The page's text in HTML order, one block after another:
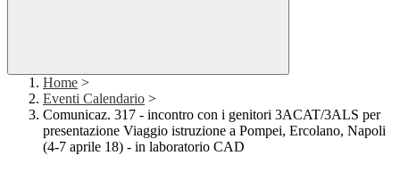
Home >
Eventi Calendario >
Comunicaz. 317 - incontro con i genitori 3ACAT/3ALS per
presentazione Viaggio istruzione a Pompei, Ercolano, Napoli
(4-7 aprile 18) - in laboratorio CAD